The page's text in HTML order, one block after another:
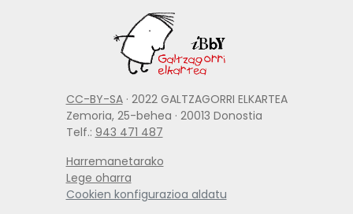
CC-BY-SA· 2022 GALTZAGORRI ELKARTEA
Zemoria, 25-behea · 20013 Donostia
Telf.: 943 471 487
Harremanetarako
Lege oharra
Cookien konfigurazioa aldatu